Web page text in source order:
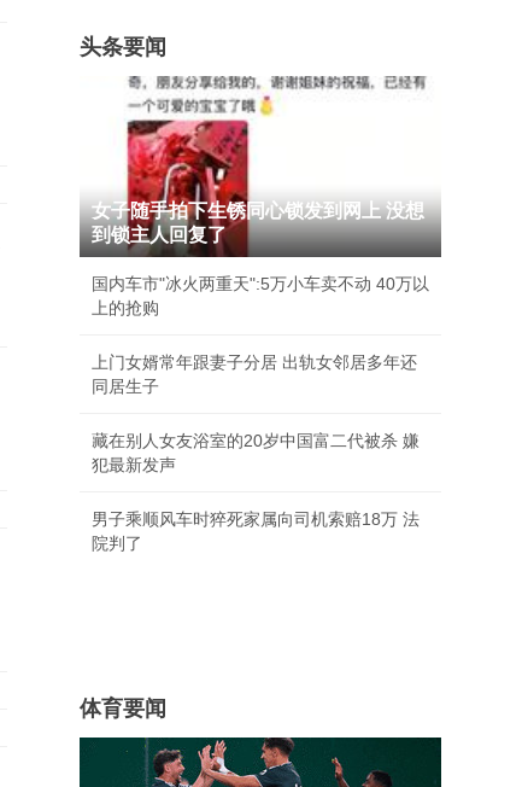
头条要闻
女子随手拍下生锈同心锁发到网上 没想
到锁主人回复了
国内车市"冰火两重天":5万小车卖不动 40万以
上的抢购
上门女婿常年跟妻子分居 出轨女邻居多年还
同居生子
藏在别人女友浴室的20岁中国富二代被杀 嫌
犯最新发声
男子乘顺风车时猝死家属向司机索赔18万 法
院判了
体育要闻